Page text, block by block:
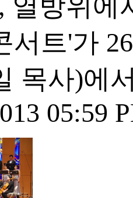
서트'가
목사)에
05:59